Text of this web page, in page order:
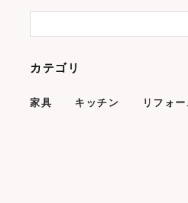
カテゴリ
家具 キッチン リフォ